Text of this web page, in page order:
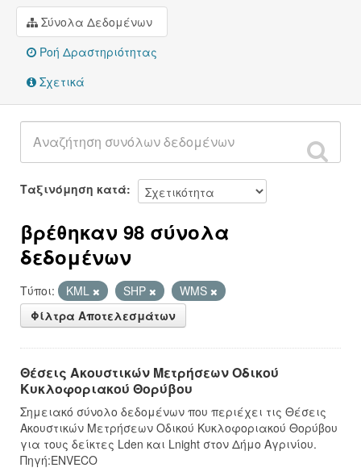
Ομάδες
Σχετικά
Σύνολα Δεδομένων
Ροή Δραστηριότητας
Σχετικά
Ταξινόμηση κατά
βρέθηκαν 98 σύνολα
δεδομένων
Τύποι: KML SHP
WMS
Φίλτρα Αποτελεσμάτων
Θέσεις Ακουστικών Μετρήσεων Οδικού
Κυκλοφοριακού Θορύβου
Σημειακό σύνολο δεδομένων που περιέχει τις Θέσεις
Ακουστικών Μετρήσεων Οδικού Κυκλοφοριακού Θορύβου
για τους δείκτες Lden και Lnight στον Δήμο Αγρινίου.
Πηγή:ENVECO